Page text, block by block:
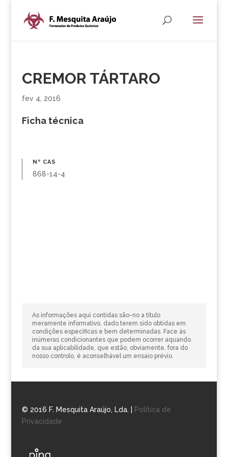
CREMOR TÁRTARO
fev 4, 2016
Ficha técnica
Nº CAS
868-14-4
As informações aqui contidas são-no a título
meramente informativo, dado terem sido obtidas em
condições específicas e bem determinadas. Face às
inúmeras condicionantes que podem ocorrer aquando
da sua aplicabilidade, que estão, obviamente, fora do
nosso controlo, é aconselhável um ensaio prévio.
© 2016 F. Mesquita Araújo, Lda. | Política de
Privacidade